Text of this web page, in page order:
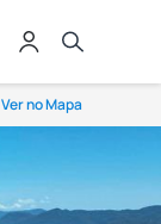
Ver no Mapa